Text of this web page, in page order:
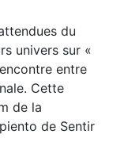
du
univers sur «
entre
Cette
de la
de Sentir